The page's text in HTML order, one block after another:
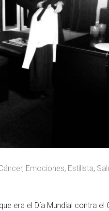
, Emociones, Estilista,
era el Día Mundial contra el